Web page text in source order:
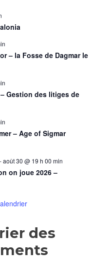
– la Fosse de Dagmar le
Gestion des litiges de
– Age of Sigmar
-août 30 @ 19 h 00 min
on joue 2026 –
des